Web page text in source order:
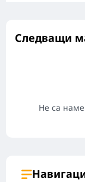
Следващи
Не са